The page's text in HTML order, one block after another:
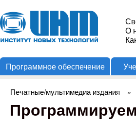
Институт
Новых
О
Программное обеспечение
Вы здесь
Печатные/мультимедиа издания »